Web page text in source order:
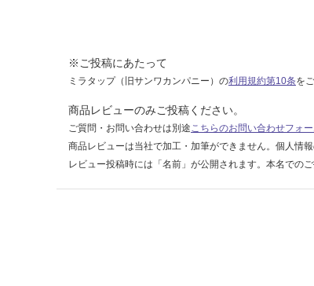
0/
※ご投稿にあたって
ミラタップ（旧サンワカンパニー）の利用規約第10条を
商品レビューのみご投稿ください。
ご質問・お問い合わせは別途こちらのお問い合わせフォ
商品レビューは当社で加工・加筆ができません。個人情
レビュー投稿時には「名前」が公開されます。本名での